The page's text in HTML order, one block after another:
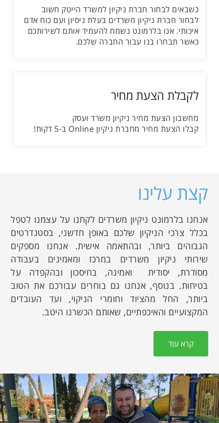
כשבאים לבחור חברת ניקיון למשרד הייטק חשוב
לבחור חברת ניקיון משרדים בעלת ניסיון ועם כוח אדם
איכותי. אנו בלרמונט נשמח להעמיד אותם לשירותכם
כאשר תבחרו בנו עבור החברה שלכם.
לקבלת הצעת מחיר
מחשבון הצעת מחיר ניקיון משרד ועסק
קבלו הצעת מחיר מחברת ניקיון Online ב-5 דקות!
קצת עלינו
אנחנו בלרמונט ניקיון משרדים לקחנו על עצמנו לטפל
בכלל צרכי הניקיון שלכם באופן חדשני, בסטנדרטים
הגבוהים ביותר, ובהתאמה אישית. אנחנו מספקים
שירותי ניקיון משרדים במרכז ומאמינים בעבודה
מסודרת, יסודית ואמינה, בחיסכון ובהקפדה על
בטיחות. בנוסף, אנחנו גם בוחרים עבורכם את הטוב
ביותר, החל מהציוד וחומרי הניקוי, ועד העובדים
המקצועיים והאיכפתיים, שאותם הכשרנו היטב.
קרא עוד